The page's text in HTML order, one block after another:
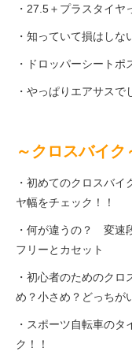
その他
個人情報保護
・27.5＋プラスタイヤ
・知っていて損はしな
・ドロッパーシート
・やっぱりエアサスで
～クロスバイク
・初めてのクロスバ
ヤ幅をチェック！！
・何が違うの？ 変速
フリーとカセット
・初心者のためのク
め？小さめ？どっちが
・スポーツ自転車の
ク！！